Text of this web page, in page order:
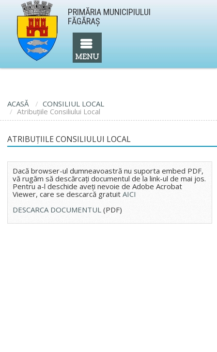
PRIMĂRIA MUNICIPIULUI
FĂGĂRAŞ
ACASĂ
CONSILIUL LOCAL
Atribuţiile Consiliului Local
ATRIBUŢIILE CONSILIULUI LOCAL
Dacă browser-ul dumneavoastră nu suporta embed PDF,
vă rugăm să descărcaţi documentul de la link-ul de mai jos.
Pentru a-l deschide aveţi nevoie de Adobe Acrobat
Viewer, care se descarcă gratuit AICI
DESCARCA DOCUMENTUL (PDF)